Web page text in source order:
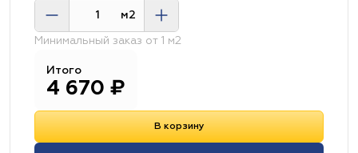
м2
Минимальный заказ от 1 м2
Итого
4 670 ₽
В корзину